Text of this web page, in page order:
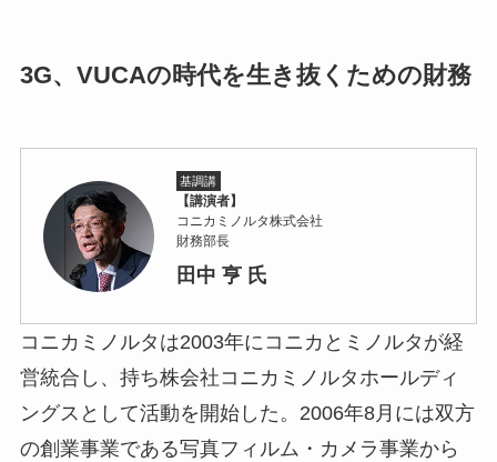
3G、VUCAの時代を生き抜くための財務
基調講
演
【講演者】
コニカミノルタ株式会社
財務部長
田中 亨 氏
コニカミノルタは2003年にコニカとミノルタが経
営統合し、持ち株会社コニカミノルタホールディ
ングスとして活動を開始した。2006年8月には双方
の創業事業である写真フィルム・カメラ事業から